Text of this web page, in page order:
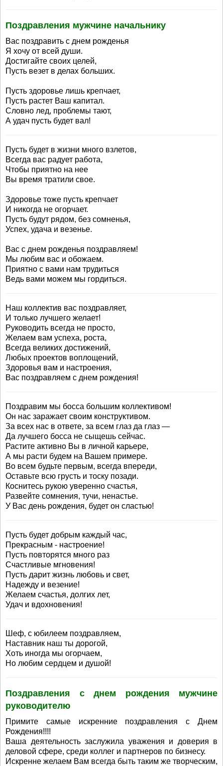
Поздравления мужчине начальнику
Вас поздравить с днем рожденья
Я хочу от всей души.
Достигайте своих целей,
Пусть везет в делах больших.
Пусть здоровье лишь крепчает,
Пусть растет Ваш капитал.
Словно лед, проблемы тают,
А удач пусть будет вал!
Пусть будет в жизни много взлетов,
Всегда вас радует работа,
Чтобы приятно на нее
Вы время тратили свое.
Здоровье тоже пусть крепчает
И никогда не огорчает.
Пусть будут рядом, без сомненья,
Успех, удача и везенье.
Вас с днем рожденья поздравляем!
Мы любим вас и обожаем.
Приятно с вами нам трудиться
Ведь вами можем мы гордиться.
Наш коллектив вас поздравляет,
И только лучшего желает!
Руководить всегда не просто,
Желаем вам успеха, роста,
Всегда великих достижений,
Любых проектов воплощений,
Здоровья вам и настроения,
Вас поздравляем с днем рождения!
Поздравим мы босса большим коллективом!
Он нас заражает своим конструктивом.
За всех нас в ответе, за всем глаз да глаз —
Да лучшего босса не сыщешь сейчас.
Растите активно Вы в личной карьере,
А мы расти будем на Вашем примере.
Во всем будьте первым, всегда впереди,
Оставьте всю грусть и тоску позади.
Коснитесь рукою уверенно счастья,
Развейте сомнения, тучи, ненастье.
У Вас день рождения, будет он сластью!
Пусть будет добрым каждый час,
Прекрасным - настроение!
Пусть повторятся много раз
Счастливые мгновения!
Пусть дарит жизнь любовь и свет,
Надежду и везение!
Желаем счастья, долгих лет,
Удач и вдохновения!
Шеф, с юбилеем поздравляем,
Наставник наш ты дорогой,
Хоть иногда мы огорчаем,
Но любим сердцем и душой!
Поздравления с днем рождения мужчине
руководителю
Примите самые искренние поздравления с Днем
Рождения!!!!
Ваша деятельность заслужила уважения и доверия в
деловой сфере, среди коллег и партнеров по бизнесу.
Искренне желаем Вам всегда быть таким же творческим,